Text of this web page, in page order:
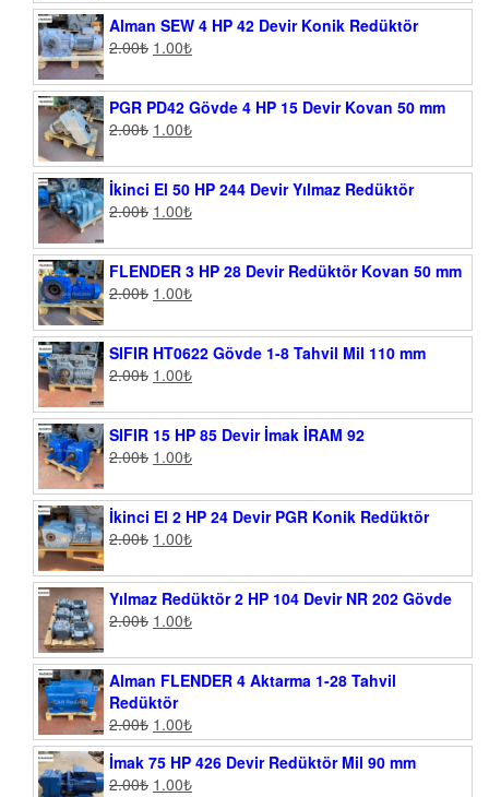
Alman SEW 4 HP 42 Devir Konik Redüktör
2.00₺ 1.00₺
PGR PD42 Gövde 4 HP 15 Devir Kovan 50 mm
2.00₺ 1.00₺
İkinci El 50 HP 244 Devir Yılmaz Redüktör
2.00₺ 1.00₺
FLENDER 3 HP 28 Devir Redüktör Kovan 50 mm
2.00₺ 1.00₺
SIFIR HT0622 Gövde 1-8 Tahvil Mil 110 mm
2.00₺ 1.00₺
SIFIR 15 HP 85 Devir İmak İRAM 92
2.00₺ 1.00₺
İkinci El 2 HP 24 Devir PGR Konik Redüktör
2.00₺ 1.00₺
Yılmaz Redüktör 2 HP 104 Devir NR 202 Gövde
2.00₺ 1.00₺
Alman FLENDER 4 Aktarma 1-28 Tahvil
Redüktör
2.00₺ 1.00₺
İmak 75 HP 426 Devir Redüktör Mil 90 mm
2.00₺ 1.00₺